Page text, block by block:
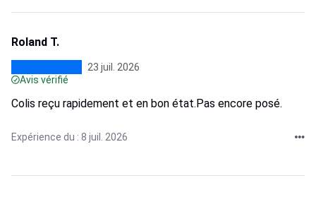
Roland T.
23 juil. 2026
Avis vérifié
Colis reçu rapidement et en bon état.Pas encore posé.
Expérience du : 8 juil. 2026